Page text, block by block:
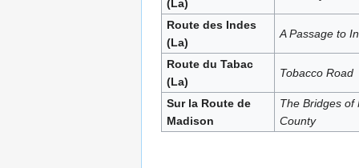
(La)
Route des Indes
(La)
A Passage to
Route du Tabac
(La)
Tobacco Road
Sur la Route de
Madison
The Bridges of
County